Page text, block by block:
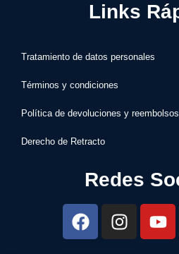
Links
Tratamiento de datos personales
Términos y condiciones
Política de devoluciones y reembolsos
Derecho de Retracto
Redes